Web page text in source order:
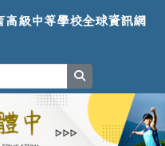
體育高級中等
高級中等學校全球資訊網